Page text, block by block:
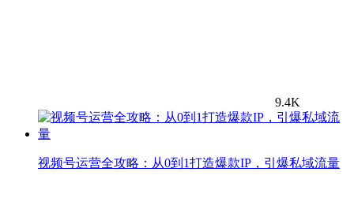
9.4K
视频号运营全攻略：从0到1打造爆款IP，引爆私域流量